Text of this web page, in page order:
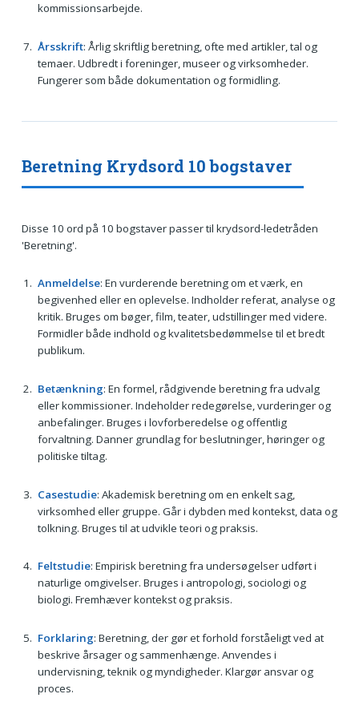
kommissionsarbejde.
Årsskrift: Årlig skriftlig beretning, ofte med artikler, tal og
temaer. Udbredt i foreninger, museer og virksomheder.
Fungerer som både dokumentation og formidling.
Beretning Krydsord 10 bogstaver
Disse 10 ord på 10 bogstaver passer til krydsord-ledetråden
'Beretning'.
Anmeldelse: En vurderende beretning om et værk, en
begivenhed eller en oplevelse. Indholder referat, analyse og
kritik. Bruges om bøger, film, teater, udstillinger med videre.
Formidler både indhold og kvalitetsbedømmelse til et bredt
publikum.
Betænkning: En formel, rådgivende beretning fra udvalg
eller kommissioner. Indeholder redegørelse, vurderinger og
anbefalinger. Bruges i lovforberedelse og offentlig
forvaltning. Danner grundlag for beslutninger, høringer og
politiske tiltag.
Casestudie: Akademisk beretning om en enkelt sag,
virksomhed eller gruppe. Går i dybden med kontekst, data og
tolkning. Bruges til at udvikle teori og praksis.
Feltstudie: Empirisk beretning fra undersøgelser udført i
naturlige omgivelser. Bruges i antropologi, sociologi og
biologi. Fremhæver kontekst og praksis.
Forklaring: Beretning, der gør et forhold forståeligt ved at
beskrive årsager og sammenhænge. Anvendes i
undervisning, teknik og myndigheder. Klargør ansvar og
proces.